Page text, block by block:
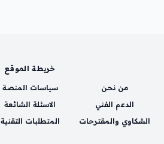
خريطة الموقع
من نحن سياسات المنصة
الدعم الفني
الاسئلة الشائعة
الشكاوي والمقترحات
المتطلبات التقنية